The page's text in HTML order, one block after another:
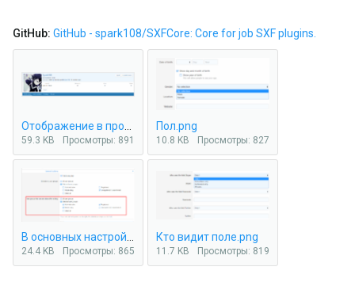
GitHub: GitHub - spark108/SXFCore: Core for job SXF plugins.
Отображение в профиле пользователя.png
59.3 KB Просмотры: 891
Пол.png
10.8 KB Просмотры: 827
24.4 KB Просмотры: 865
Кто видит поле.png
11.7 KB Просмотры: 819